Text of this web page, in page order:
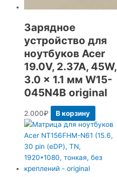
Зарядное
устройство для
ноутбуков Acer
19.0V, 2.37A, 45W,
3.0 x 1.1 мм W15-
045N4B original
2.000₽ В корзину